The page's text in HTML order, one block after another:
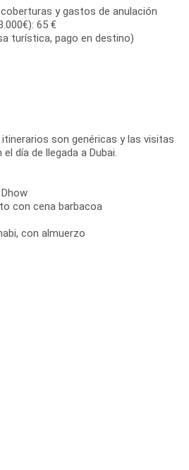
y gastos de anulación
65 €
turística, pago en destino)
son genéricas y las visitas
día de llegada a Dubai.
con cena barbacoa
con almuerzo